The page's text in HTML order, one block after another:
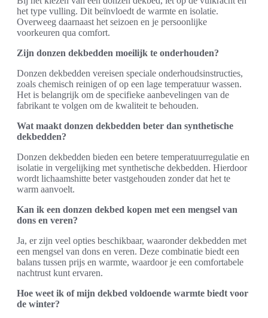
het type vulling. Dit beïnvloedt de warmte en isolatie.
Overweeg daarnaast het seizoen en je persoonlijke
voorkeuren qua comfort.
Zijn donzen dekbedden moeilijk te onderhouden?
Donzen dekbedden vereisen speciale onderhoudsinstructies,
zoals chemisch reinigen of op een lage temperatuur wassen.
Het is belangrijk om de specifieke aanbevelingen van de
fabrikant te volgen om de kwaliteit te behouden.
Wat maakt donzen dekbedden beter dan synthetische
dekbedden?
Donzen dekbedden bieden een betere temperatuurregulatie en
isolatie in vergelijking met synthetische dekbedden. Hierdoor
wordt lichaamshitte beter vastgehouden zonder dat het te
warm aanvoelt.
Kan ik een donzen dekbed kopen met een mengsel van
dons en veren?
Ja, er zijn veel opties beschikbaar, waaronder dekbedden met
een mengsel van dons en veren. Deze combinatie biedt een
balans tussen prijs en warmte, waardoor je een comfortabele
nachtrust kunt ervaren.
Hoe weet ik of mijn dekbed voldoende warmte biedt voor
de winter?